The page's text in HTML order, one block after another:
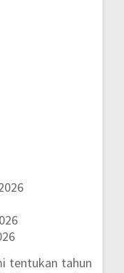
tentukan tahun